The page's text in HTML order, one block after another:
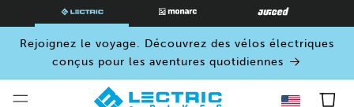
Rejoignez le voyage. Découvrez des vélos électriques
conçus pour les aventures quotidiennes
Panier